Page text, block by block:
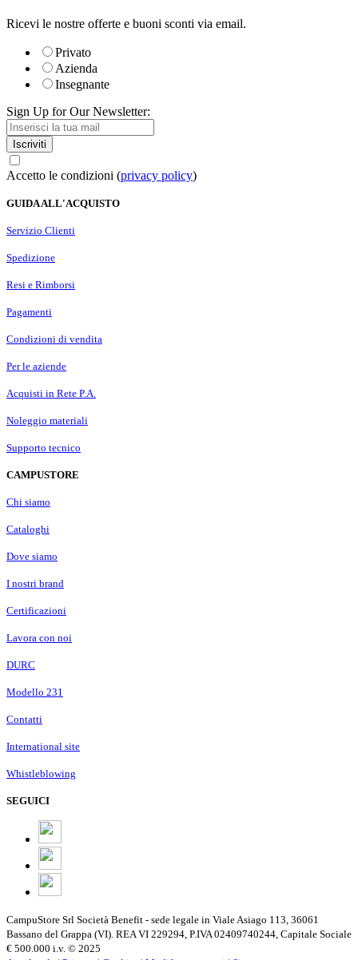
Ricevi le nostre offerte e buoni sconti via email.
Privato
Azienda
Insegnante
Sign Up for Our Newsletter:
Iscriviti
Accetto le condizioni (privacy policy)
GUIDA ALL'ACQUISTO
Servizio Clienti
Spedizione
Resi e Rimborsi
Pagamenti
Condizioni di vendita
Per le aziende
Acquisti in Rete P.A.
Noleggio materiali
Supporto tecnico
CAMPUSTORE
Chi siamo
Cataloghi
Dove siamo
I nostri brand
Certificazioni
Lavora con noi
DURC
Modello 231
Contatti
International site
Whistleblowing
SEGUICI
CampuStore Srl Società Benefit - sede legale in Viale Asiago 113, 36061
Bassano del Grappa (VI). REA VI 229294, P.IVA 02409740244, Capitale Sociale
€ 500.000 i.v. © 2025